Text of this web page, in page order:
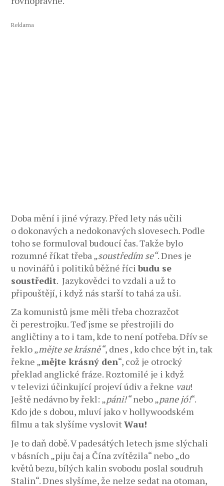
Reklama
Doba mění i jiné výrazy. Před lety nás učili
o dokonavých a nedokonavých slovesech. Podle
toho se formuloval budoucí čas. Takže bylo
rozumné říkat třeba „soustředím se“. Dnes je
u novinářů i politiků běžné řícibudu se
soustředit. Jazykovědci to vzdali a už to
připouštějí, i když nás starší to tahá za uši.
Za komunistů jsme měli třeba chozrazčot
či perestrojku. Teď jsme se přestrojili do
angličtiny a to i tam, kde to není potřeba. Dřív se
řeklo „mějte se krásně“, dnes , kdo chce být in, tak
řekne „mějte krásný den“, což je otrocký
překlad anglické fráze. Roztomilé je i když
v televizi účinkující projeví údiv a řekne vau!
Ještě nedávno by řekl: „páni!“nebo „pane jó!“.
Kdo jde s dobou, mluví jako v hollywoodském
filmu a tak slyšíme vyslovitWau!
Je to daň době. V padesátých letech jsme slýchali
v básních „piju čaj a Čína zvítězila“ nebo „do
květů bezu, bílých kalin svobodu poslal soudruh
Stalin“. Dnes slyšíme, že nelze sedat na otoman,